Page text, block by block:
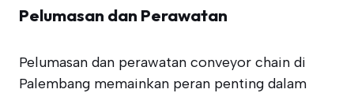
Pelumasan dan Perawatan
Pelumasan dan perawatan conveyor chain di
Palembang memainkan peran penting dalam